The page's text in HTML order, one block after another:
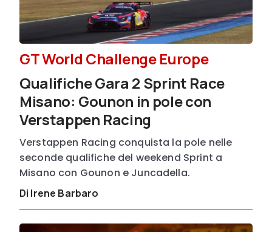
GT World Challenge Europe
Qualifiche Gara 2 Sprint Race
Misano: Gounon in pole con
Verstappen Racing
Verstappen Racing conquista la pole nelle
seconde qualifiche del weekend Sprint a
Misano con Gounon e Juncadella.
Di Irene Barbaro